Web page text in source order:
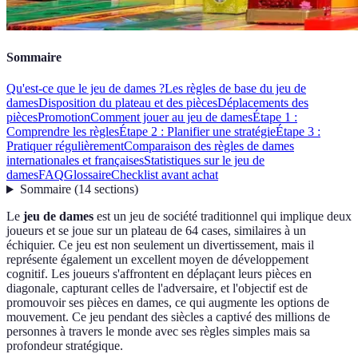
Sommaire
Qu'est-ce que le jeu de dames ?Les règles de base du jeu de
damesDisposition du plateau et des piècesDéplacements des
piècesPromotionComment jouer au jeu de damesÉtape 1 :
Comprendre les règlesÉtape 2 : Planifier une stratégieÉtape 3 :
Pratiquer régulièrementComparaison des règles de dames
internationales et françaisesStatistiques sur le jeu de
damesFAQGlossaireChecklist avant achat
Sommaire(14 sections)
Le jeu de dames est un jeu de société traditionnel qui implique deux
joueurs et se joue sur un plateau de 64 cases, similaires à un
échiquier. Ce jeu est non seulement un divertissement, mais il
représente également un excellent moyen de développement
cognitif. Les joueurs s'affrontent en déplaçant leurs pièces en
diagonale, capturant celles de l'adversaire, et l'objectif est de
promouvoir ses pièces en dames, ce qui augmente les options de
mouvement. Ce jeu pendant des siècles a captivé des millions de
personnes à travers le monde avec ses règles simples mais sa
profondeur stratégique.